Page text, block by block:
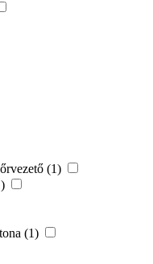
(1)
(1)